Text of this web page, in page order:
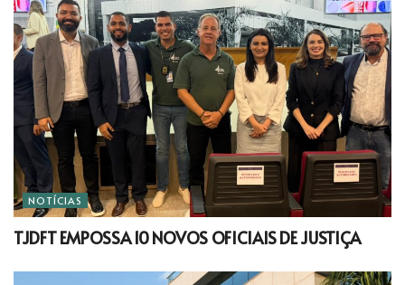
NOTÍCIAS
TJDFT EMPOSSA 10 NOVOS OFICIAIS DE JUSTIÇA